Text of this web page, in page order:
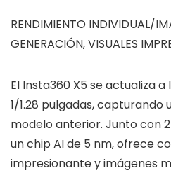
RENDIMIENTO INDIVIDUAL/
GENERACIÓN, VISUALES
El Insta360 X5 se actualiza
1/1.28 pulgadas, capturando
modelo anterior. Junto con
un chip AI de 5 nm, ofrece
impresionante y imágenes